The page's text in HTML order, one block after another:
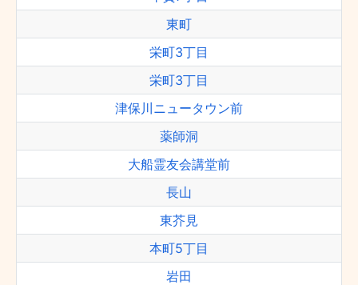
東町
栄町3丁目
栄町3丁目
津保川ニュータウン前
薬師洞
大船霊友会講堂前
長山
東芥見
本町5丁目
岩田